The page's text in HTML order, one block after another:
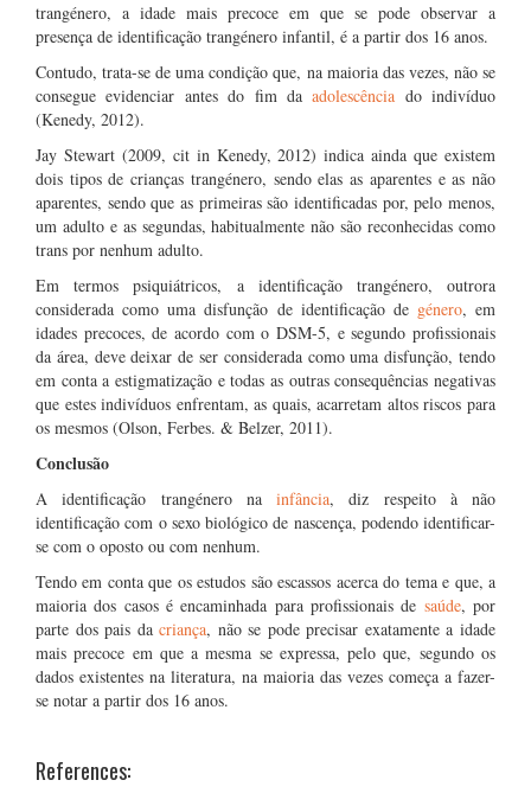
trangénero, a idade mais precoce em que se pode observar a
presença de identificação trangénero infantil, é a partir dos 16 anos.
Contudo, trata-se de uma condição que, na maioria das vezes, não se
consegue evidenciar antes do fim daadolescência do indivíduo
(Kenedy, 2012).
Jay Stewart (2009, cit in Kenedy, 2012) indica ainda que existem
dois tipos de crianças trangénero, sendo elas as aparentes e as não
aparentes, sendo que as primeiras são identificadas por, pelo menos,
um adulto e as segundas, habitualmente não são reconhecidas como
trans por nenhum adulto.
Em termos psiquiátricos, a identificação trangénero, outrora
considerada como uma disfunção de identificação de género, em
idades precoces, de acordo com o DSM-5, e segundo profissionais
da área, deve deixar de ser considerada como uma disfunção, tendo
em conta a estigmatização e todas as outras consequências negativas
que estes indivíduos enfrentam, as quais, acarretam altos riscos para
os mesmos (Olson, Ferbes. & Belzer, 2011).
Conclusão
A identificação trangénero na infância, diz respeito à não
identificação com o sexo biológico de nascença, podendo identificar-
se com o oposto ou com nenhum.
Tendo em conta que os estudos são escassos acerca do tema e que, a
maioria dos casos é encaminhada para profissionais de saúde, por
parte dos pais dacriança, não se pode precisar exatamente a idade
mais precoce em que a mesma se expressa, pelo que, segundo os
dados existentes na literatura, na maioria das vezes começa a fazer-
se notar a partir dos 16 anos.
References: